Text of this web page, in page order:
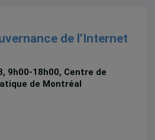
de l’Internet
9h00-18h00, Centre de
de Montréal